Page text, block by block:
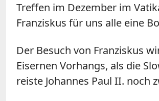
Treffen im Dezember im
Franziskus für uns alle eine
Der Besuch von Franziskus
Eisernen Vorhangs, als die
reiste Johannes Paul II. noch